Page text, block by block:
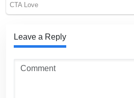
Leave a Reply